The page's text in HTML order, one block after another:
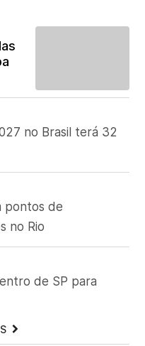
no Brasil terá 32
pontos de
no Rio
de SP para